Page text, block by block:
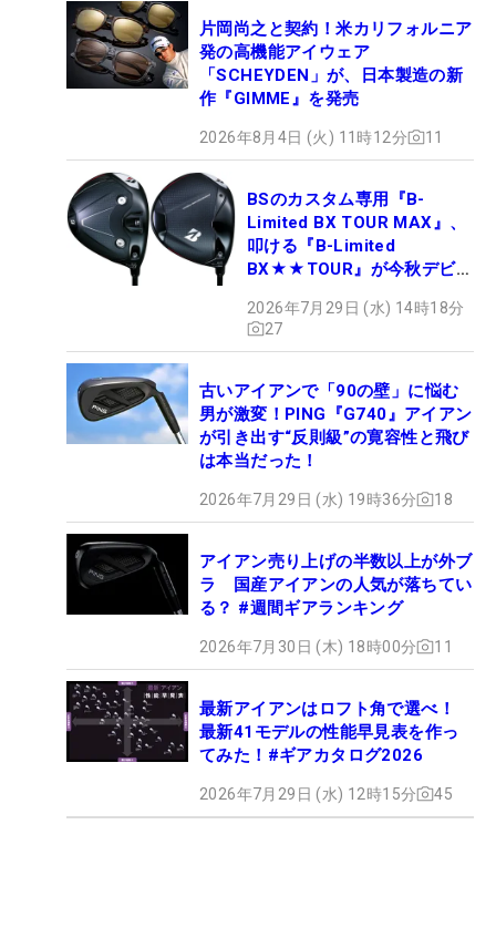
片岡尚之と契約！米カリフォルニア
発の高機能アイウェア
「SCHEYDEN」が、日本製造の新
作『GIMME』を発売
2026年8月4日 (火) 11時12分 11
BSのカスタム専用『B-
Limited BX TOUR MAX』、
叩ける『B-Limited
BX★★TOUR』が今秋デビュ
2026年7月29日 (水) 14時18分
27
古いアイアンで「90の壁」に悩む
男が激変！PING『G740』アイアン
が引き出す“反則級”の寛容性と飛び
は本当だった！
2026年7月29日 (水) 19時36分 18
アイアン売り上げの半数以上が外ブ
ラ 国産アイアンの人気が落ちてい
る？ #週間ギアランキング
2026年7月30日 (木) 18時00分 11
最新アイアンはロフト角で選べ！
最新41モデルの性能早見表を作っ
てみた！#ギアカタログ2026
2026年7月29日 (水) 12時15分 45